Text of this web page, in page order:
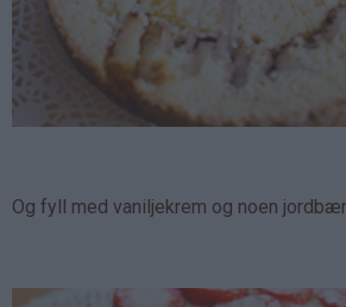
Og fyll med vaniljekrem og noen